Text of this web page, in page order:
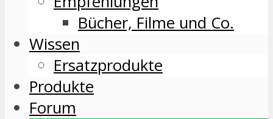
Bücher, Filme und Co.
Wissen
Ersatzprodukte
Produkte
Forum